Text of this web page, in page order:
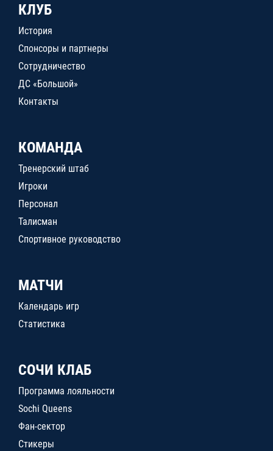
КЛУБ
История
Спонсоры и партнеры
Сотрудничество
ДС «Большой»
Контакты
КОМАНДА
Тренерский штаб
Игроки
Персонал
Талисман
Спортивное руководство
МАТЧИ
Календарь игр
Статистика
СОЧИ КЛАБ
Программа лояльности
Sochi Queens
Фан-сектор
Стикеры